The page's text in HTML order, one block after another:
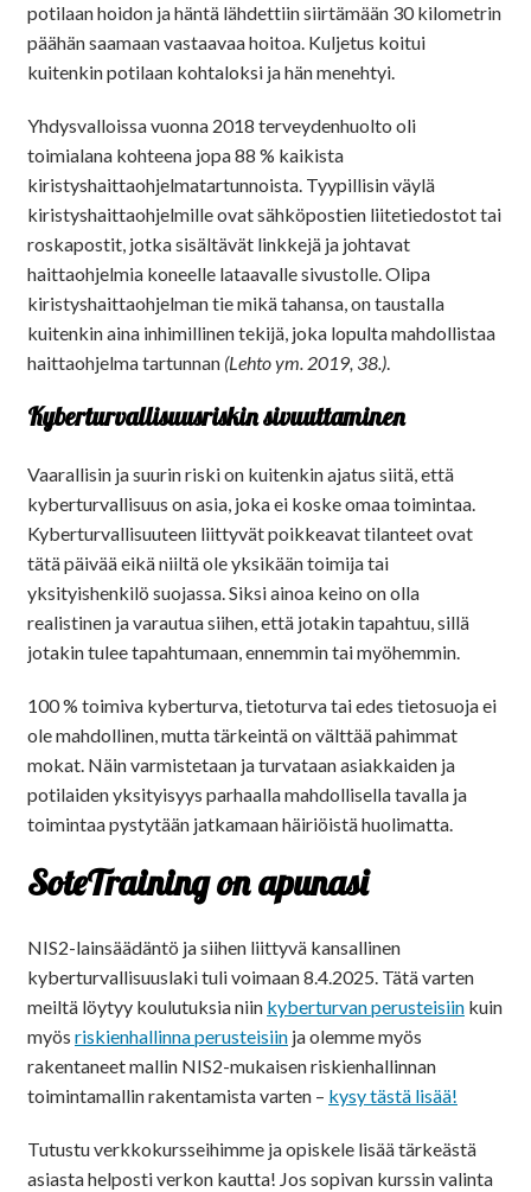
potilaan hoidon ja häntä lähdettiin siirtämään 30 kilometrin
päähän saamaan vastaavaa hoitoa. Kuljetus koitui
kuitenkin potilaan kohtaloksi ja hän menehtyi.
Yhdysvalloissa vuonna 2018 terveydenhuolto oli
toimialana kohteena jopa 88 % kaikista
kiristyshaittaohjelmatartunnoista. Tyypillisin väylä
kiristyshaittaohjelmille ovat sähköpostien liitetiedostot tai
roskapostit, jotka sisältävät linkkejä ja johtavat
haittaohjelmia koneelle lataavalle sivustolle. Olipa
kiristyshaittaohjelman tie mikä tahansa, on taustalla
kuitenkin aina inhimillinen tekijä, joka lopulta mahdollistaa
haittaohjelma tartunnan (Lehto ym. 2019, 38.).
Kyberturvallisuusriskin sivuuttaminen
Vaarallisin ja suurin riski on kuitenkin ajatus siitä, että
kyberturvallisuus on asia, joka ei koske omaa toimintaa.
Kyberturvallisuuteen liittyvät poikkeavat tilanteet ovat
tätä päivää eikä niiltä ole yksikään toimija tai
yksityishenkilö suojassa. Siksi ainoa keino on olla
realistinen ja varautua siihen, että jotakin tapahtuu, sillä
jotakin tulee tapahtumaan, ennemmin tai myöhemmin.
100 % toimiva kyberturva, tietoturva tai edes tietosuoja ei
ole mahdollinen, mutta tärkeintä on välttää pahimmat
mokat. Näin varmistetaan ja turvataan asiakkaiden ja
potilaiden yksityisyys parhaalla mahdollisella tavalla ja
toimintaa pystytään jatkamaan häiriöistä huolimatta.
SoteTraining on apunasi
NIS2-lainsäädäntö ja siihen liittyvä kansallinen
kyberturvallisuuslaki tuli voimaan 8.4.2025. Tätä varten
meiltä löytyy koulutuksia niin kyberturvan perusteisiin kuin
myös riskienhallinna perusteisiin ja olemme myös
rakentaneet mallin NIS2-mukaisen riskienhallinnan
toimintamallin rakentamista varten – kysy tästä lisää!
Tutustu verkkokursseihimme ja opiskele lisää tärkeästä
asiasta helposti verkon kautta! Jos sopivan kurssin valinta